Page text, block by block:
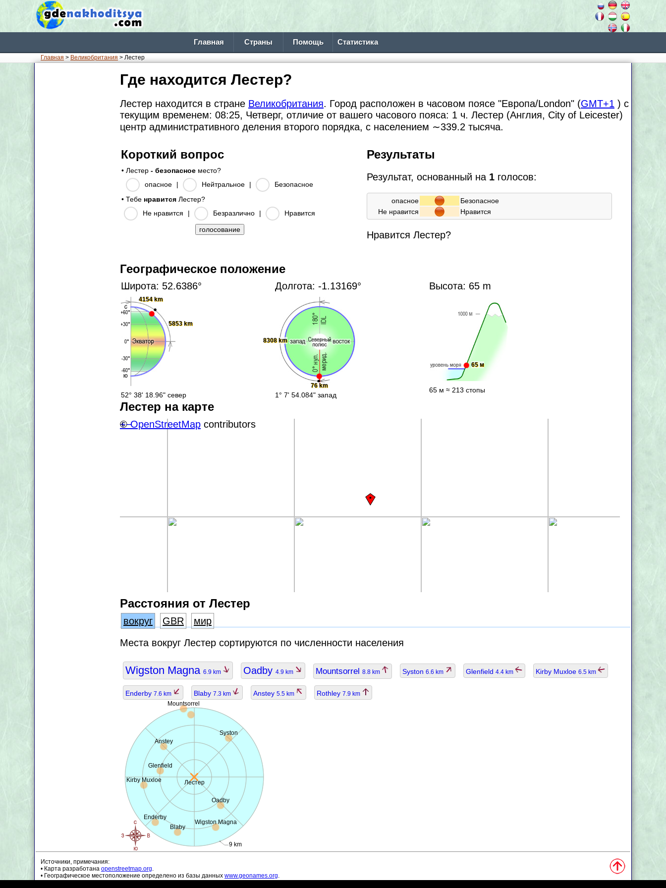
Главная Страны Помощь Статистика
Главная > Великобритания > Лестер
Где находится Лестер?
Лестер находится в стране Великобритания. Город расположен в часовом поясе "Европа/London" (GMT+1 ) с
текущим временем: 08:25, Четверг, отличие от вашего часового пояса: 1 ч. Лестер (Англия, City of Leicester)
центр административного деления второго порядка, с населением ∼339.2 тысяча.
Короткий вопрос
• Лестер - безопасное место?
опасное
| Нейтральное |
Безопасное
• Тебе нравится Лестер?
Не нравится
| Безразлично | Нравится
Результаты
Результат, основанный на 1 голосов:
опасное
Безопасное
Не нравится
Нравится
Нравится Лестер?
Географическое положение
Широта: 52.6386°
4154 km
5853 km
52° 38' 18.96" север
Долгота: -1.13169°
76 km
8308 km
1° 7' 54.084" запад
Высота: 65 m
65 м
65 м ≈ 213 стопы
Лестер на карте
+−
©OpenStreetMap contributors
Расстояния от Лестер
вокруг GBR
мир
Места вокруг Лестер сортируются по численности населения
Wigston Magna 6.9 km Oadby 4.9 km Mountsorrel 8.8 km Syston 6.6 km Glenfield 4.4 km Kirby Muxloe 6.5 km
Enderby 7.6 km Blaby 7.3 km Anstey 5.5 km Rothley 7.9 km
Лестер
9 km
Wigston Magna
Oadby
Mountsorrel
Syston
Glenfield
Kirby Muxloe
Enderby
Blaby
Anstey
Источники, примечания:
• Карта разработана openstreetmap.org.
• Географическое местоположение определено из базы данных www.geonames.org.